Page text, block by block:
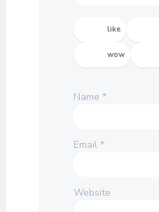
like
wow
Name *
Email *
Website